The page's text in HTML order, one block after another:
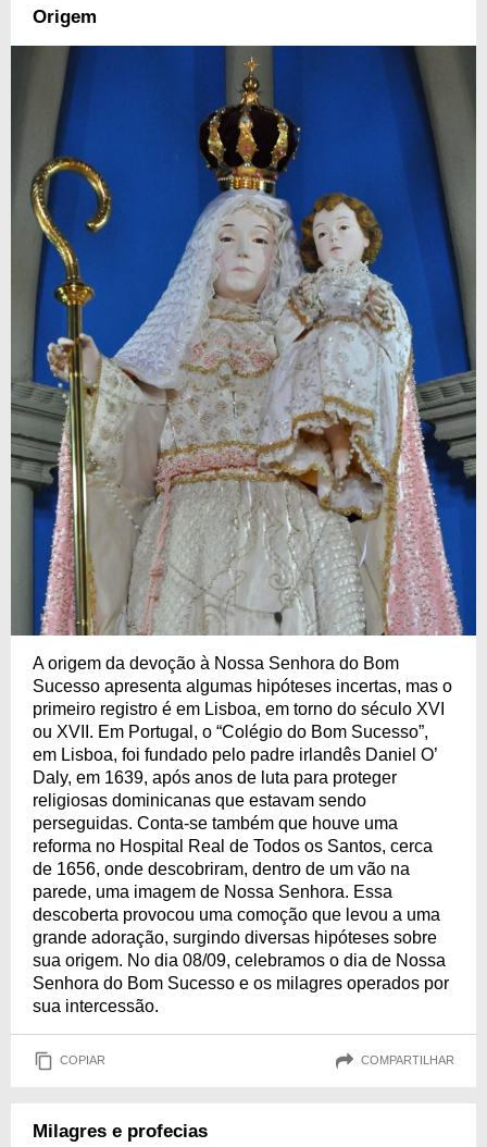
Origem
A origem da devoção à Nossa Senhora do Bom
Sucesso apresenta algumas hipóteses incertas, mas o
primeiro registro é em Lisboa, em torno do século XVI
ou XVII. Em Portugal, o “Colégio do Bom Sucesso”,
em Lisboa, foi fundado pelo padre irlandês Daniel O’
Daly, em 1639, após anos de luta para proteger
religiosas dominicanas que estavam sendo
perseguidas. Conta-se também que houve uma
reforma no Hospital Real de Todos os Santos, cerca
de 1656, onde descobriram, dentro de um vão na
parede, uma imagem de Nossa Senhora. Essa
descoberta provocou uma comoção que levou a uma
grande adoração, surgindo diversas hipóteses sobre
sua origem. No dia 08/09, celebramos o dia de Nossa
Senhora do Bom Sucesso e os milagres operados por
sua intercessão.
COPIAR COMPARTILHAR
Milagres e profecias